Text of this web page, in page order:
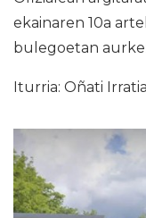
ekainaren 10a
bulegoetan
Iturria: Oñati Irratia